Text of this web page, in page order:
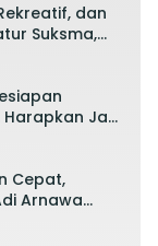
dan
Suksma,
Bali
Harapkan Jadi
Cepat,
Arnawa